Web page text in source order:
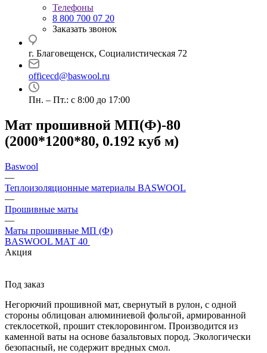
Телефоны
8 800 700 07 20
Заказать звонок
г. Благовещенск, Социалистическая 72
officecd@baswool.ru
Пн. – Пт.: с 8:00 до 17:00
Мат прошивной МП(Ф)-80
(2000*1200*80, 0.192 куб м)
Baswool
—
Теплоизоляционные материалы BASWOOL
—
Прошивные маты
—
Маты прошивные МП (Ф)
BASWOOL МАТ 40
Акция
Под заказ
Негорючий прошивной мат, свернутый в рулон, с одной
стороны облицован алюминиевой фольгой, армированной
стеклосеткой, прошит стеклоровингом. Производится из
каменной ваты на основе базальтовых пород. Экологически
безопасный, не содержит вредных смол.